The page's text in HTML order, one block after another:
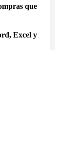
que
Excel y